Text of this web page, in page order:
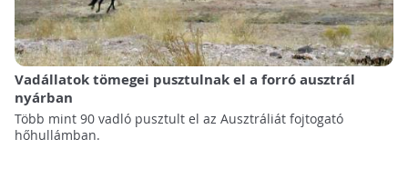
Vadállatok tömegei pusztulnak el a forró ausztrál
nyárban
Több mint 90 vadló pusztult el az Ausztráliát fojtogató
hőhullámban.